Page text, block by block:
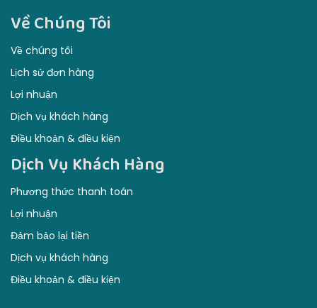
Về Chúng Tôi
Về chúng tôi
Lịch sử đơn hàng
Lợi nhuận
Dịch vụ khách hàng
Điều khoản & điều kiện
Dịch Vụ Khách Hàng
Phương thức thanh toán
Lợi nhuận
Đảm bảo lại tiền
Dịch vụ khách hàng
Điều khoản & điều kiện